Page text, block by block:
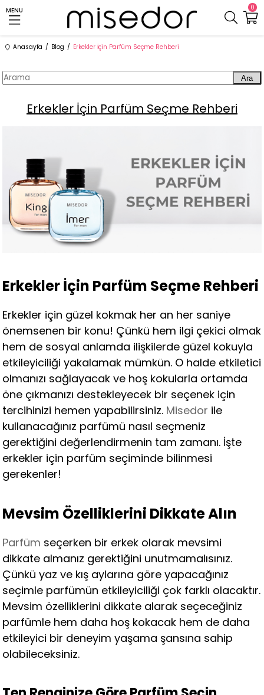
0
MENU
Anasayfa Blog Erkekler İçin Parfüm Seçme Rehberi
Ara
Erkekler İçin Parfüm Seçme Rehberi
Erkekler İçin Parfüm Seçme Rehberi
Erkekler için güzel kokmak her an her saniye
önemsenen bir konu! Çünkü hem ilgi çekici olmak
hem de sosyal anlamda ilişkilerde güzel kokuyla
etkileyiciliği yakalamak mümkün. O halde etkiletici
olmanızı sağlayacak ve hoş kokularla ortamda
öne çıkmanızı destekleyecek bir seçenek için
tercihinizi hemen yapabilirsiniz. Misedor ile
kullanacağınız parfümü nasıl seçmeniz
gerektiğini değerlendirmenin tam zamanı. İşte
erkekler için parfüm seçiminde bilinmesi
gerekenler!
Mevsim Özelliklerini Dikkate Alın
Parfüm seçerken bir erkek olarak mevsimi
dikkate almanız gerektiğini unutmamalısınız.
Çünkü yaz ve kış aylarına göre yapacağınız
seçimle parfümün etkileyiciliği çok farklı olacaktır.
Mevsim özelliklerini dikkate alarak seçeceğiniz
parfümle hem daha hoş kokacak hem de daha
etkileyici bir deneyim yaşama şansına sahip
olabileceksiniz.